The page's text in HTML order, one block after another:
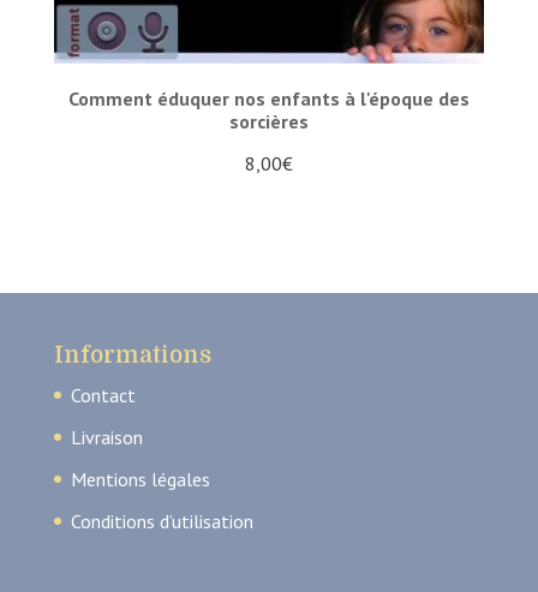
Comment éduquer nos enfants à l'époque des
sorcières
8,00€
Informations
Contact
Livraison
Mentions légales
Conditions d’utilisation